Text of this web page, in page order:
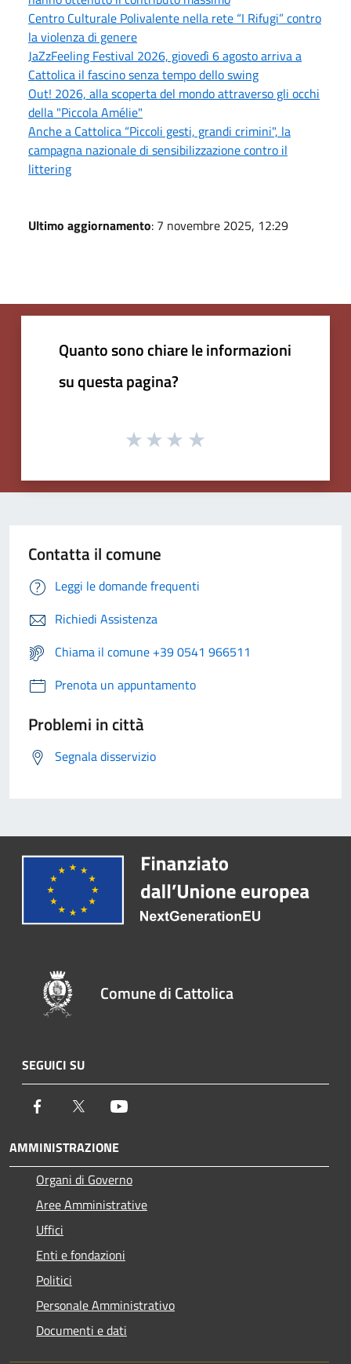
Centro Culturale Polivalente nella rete “I Rifugi” contro
la violenza di genere
JaZzFeeling Festival 2026, giovedì 6 agosto arriva a
Cattolica il fascino senza tempo dello swing
Out! 2026, alla scoperta del mondo attraverso gli occhi
della "Piccola Amélie"
Anche a Cattolica “Piccoli gesti, grandi crimini", la
campagna nazionale di sensibilizzazione contro il
littering
Ultimo aggiornamento: 7 novembre 2025, 12:29
Quanto sono chiare le informazioni
su questa pagina?
Contatta il comune
Leggi le domande frequenti
Richiedi Assistenza
Chiama il comune +39 0541 966511
Prenota un appuntamento
Problemi in città
Segnala disservizio
Comune di Cattolica
SEGUICI SU
Facebook Twitter
AMMINISTRAZIONE
Organi di Governo
Aree Amministrative
Uffici
Enti e fondazioni
Politici
Personale Amministrativo
Documenti e dati